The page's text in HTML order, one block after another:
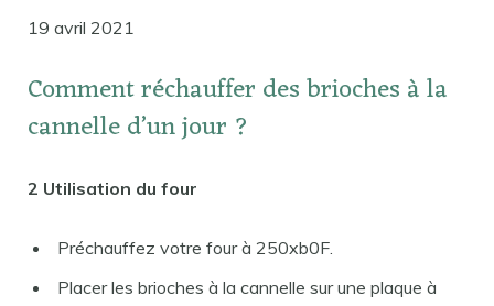
19 avril 2021
Comment réchauffer des brioches à la
cannelle d’un jour ?
2 Utilisation du four
Préchauffez votre four à 250xb0F.
Placer les brioches à la cannelle sur une plaque à